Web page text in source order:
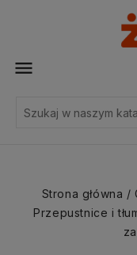

Strona główna
Przepustnice i